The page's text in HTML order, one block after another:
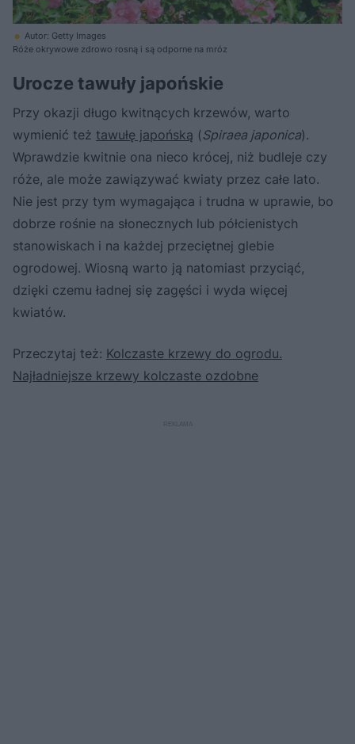
Autor: Getty Images
Róże okrywowe zdrowo rosną i są odporne na mróz
Urocze tawuły japońskie
Przy okazji długo kwitnących krzewów, warto
wymienić też tawułę japońską (Spiraea japonica).
Wprawdzie kwitnie ona nieco krócej, niż budleje czy
róże, ale może zawiązywać kwiaty przez całe lato.
Nie jest przy tym wymagająca i trudna w uprawie, bo
dobrze rośnie na słonecznych lub półcienistych
stanowiskach i na każdej przeciętnej glebie
ogrodowej. Wiosną warto ją natomiast przyciąć,
dzięki czemu ładnej się zagęści i wyda więcej
kwiatów.
Przeczytaj też: Kolczaste krzewy do ogrodu.
Najładniejsze krzewy kolczaste ozdobne